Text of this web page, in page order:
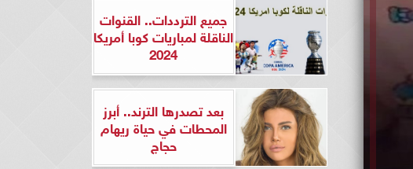
جميع الترددات.. القنوات
الناقلة لمباريات كوبا أمريكا
2024
بعد تصدرها الترند.. أبرز
المحطات في حياة ريهام
حجاج